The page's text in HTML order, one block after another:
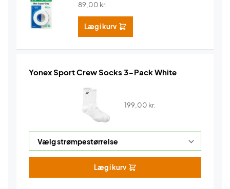
89,00 kr.
Læg i kurv
Yonex Sport Crew Socks 3-Pack White
199,00 kr.
Læg i kurv